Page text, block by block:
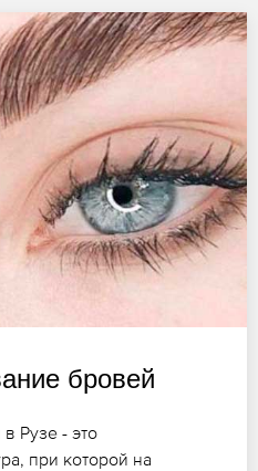
бровей
Рузе - это
при которой на